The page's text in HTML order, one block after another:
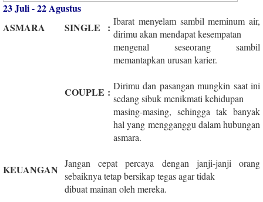
23 Juli - 22 Agustus
ASMARA
SINGLE : Ibarat menyelam sambil meminum air,
dirimu akan mendapat kesempatan
mengenal seseorang sambil
memantapkan urusan karier.
COUPLE : Dirimu dan pasangan mungkin saat ini
sedang sibuk menikmati kehidupan
masing-masing, sehingga tak banyak
hal yang mengganggu dalam hubungan
asmara.
KEUANGAN Jangan cepat percaya dengan janji-janji orang
sebaiknya tetap bersikap tegas agar tidak
dibuat mainan oleh mereka.